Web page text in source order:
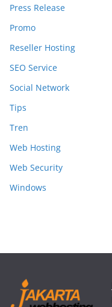
Press Release
Promo
Reseller Hosting
SEO Service
Social Network
Tips
Tren
Web Hosting
Web Security
Windows